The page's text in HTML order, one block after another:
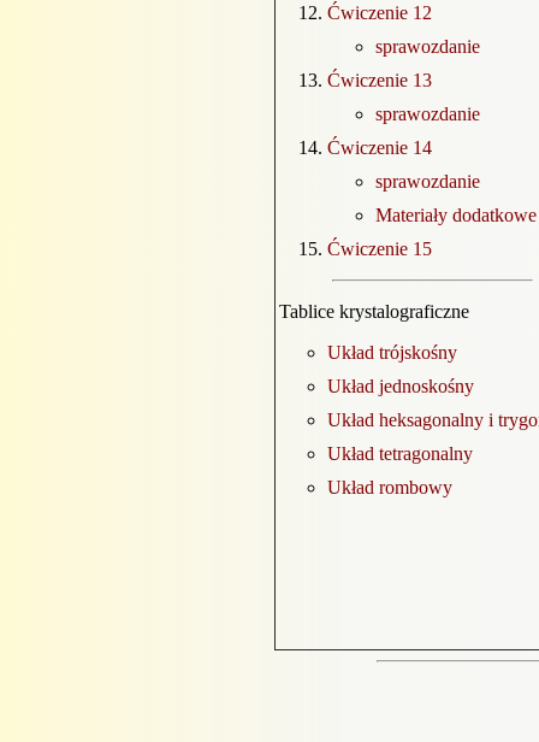
Ćwiczenie 12
sprawozdanie
Ćwiczenie 13
sprawozdanie
Ćwiczenie 14
sprawozdanie
Materiały dodatkowe
Ćwiczenie 15
Tablice krystalograficzne
Układ trójskośny
Układ jednoskośny
Układ heksagonalny i
Układ tetragonalny
Układ rombowy